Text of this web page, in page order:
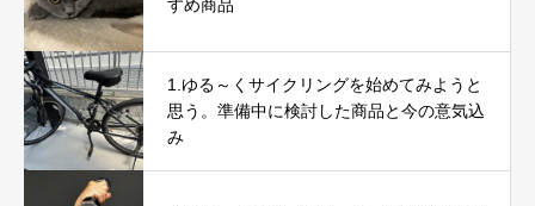
すめ商品
1.ゆる～くサイクリングを始めてみようと
思う。準備中に検討した商品と今の意気込
み